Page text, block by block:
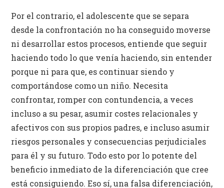
Por el contrario, el adolescente que se separa
desde la confrontación no ha conseguido moverse
ni desarrollar estos procesos, entiende que seguir
haciendo todo lo que venía haciendo, sin entender
porque ni para que, es continuar siendo y
comportándose como un niño. Necesita
confrontar, romper con contundencia, a veces
incluso a su pesar, asumir costes relacionales y
afectivos con sus propios padres, e incluso asumir
riesgos personales y consecuencias perjudiciales
para él y su futuro. Todo esto por lo potente del
beneficio inmediato de la diferenciación que cree
está consiguiendo. Eso sí, una falsa diferenciación,